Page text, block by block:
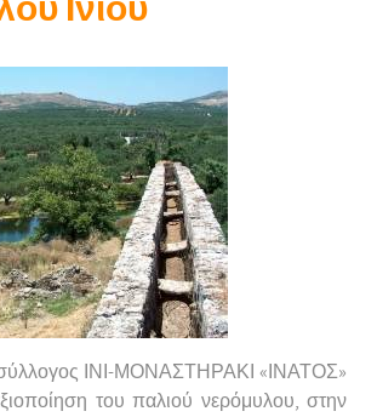
σύλλογος ΙΝΙ-ΜΟΝΑΣΤΗΡΑΚΙ «ΙΝΑΤΟΣ»
του παλιού νερόμυλου, στην